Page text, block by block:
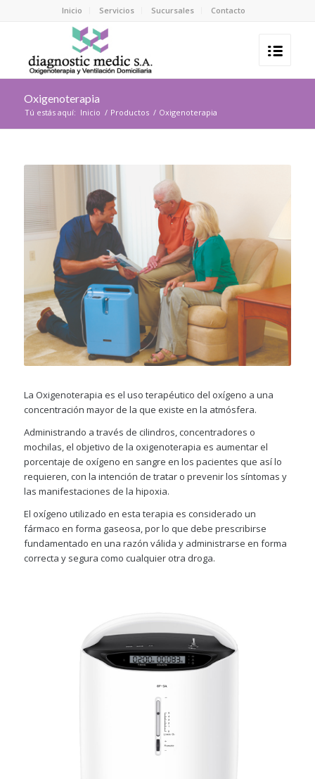
Inicio Servicios Sucursales Contacto
Oxigenoterapia
Tú estás aquí: Inicio / Productos / Oxigenoterapia
La Oxigenoterapia es el uso terapéutico del oxígeno a una
concentración mayor de la que existe en la atmósfera.
Administrando a través de cilindros, concentradores o
mochilas, el objetivo de la oxigenoterapia es aumentar el
porcentaje de oxígeno en sangre en los pacientes que así lo
requieren, con la intención de tratar o prevenir los síntomas y
las manifestaciones de la hipoxia.
El oxígeno utilizado en esta terapia es considerado un
fármaco en forma gaseosa, por lo que debe prescribirse
fundamentado en una razón válida y administrarse en forma
correcta y segura como cualquier otra droga.